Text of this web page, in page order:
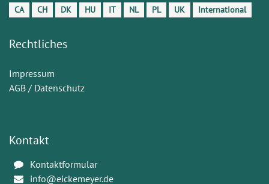
CA CH DK HU IT NL PL UK International
Rechtliches
Impressum
AGB / Datenschutz
Kontakt
Kontaktformular
info@eickemeyer.de